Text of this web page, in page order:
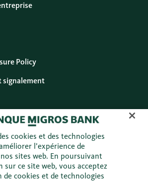
Policy
signalement
cookies et des technologies
l’expérience de
sites web. En poursuivant
sur ce site web, vous acceptez
cookies et de technologies